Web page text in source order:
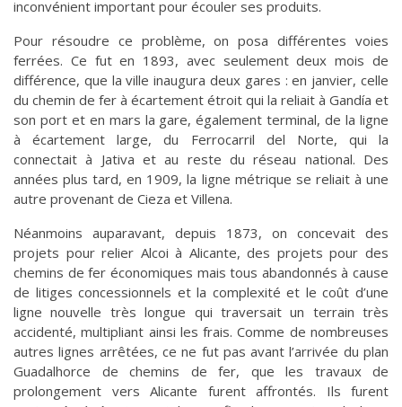
inconvénient important pour écouler ses produits.
Pour résoudre ce problème, on posa différentes voies
ferrées. Ce fut en 1893, avec seulement deux mois de
différence, que la ville inaugura deux gares : en janvier, celle
du chemin de fer à écartement étroit qui la reliait à Gandía et
son port et en mars la gare, également terminal, de la ligne
à écartement large, du Ferrocarril del Norte, qui la
connectait à Jativa et au reste du réseau national. Des
années plus tard, en 1909, la ligne métrique se reliait à une
autre provenant de Cieza et Villena.
Néanmoins auparavant, depuis 1873, on concevait des
projets pour relier Alcoi à Alicante, des projets pour des
chemins de fer économiques mais tous abandonnés à cause
de litiges concessionnels et la complexité et le coût d’une
ligne nouvelle très longue qui traversait un terrain très
accidenté, multipliant ainsi les frais. Comme de nombreuses
autres lignes arrêtées, ce ne fut pas avant l’arrivée du plan
Guadalhorce de chemins de fer, que les travaux de
prolongement vers Alicante furent affrontés. Ils furent